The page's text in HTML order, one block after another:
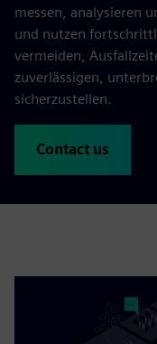
messen, analysieren
und nutzen
vermeiden,
zuverlässigen,
sicherzustellen.
Contact us